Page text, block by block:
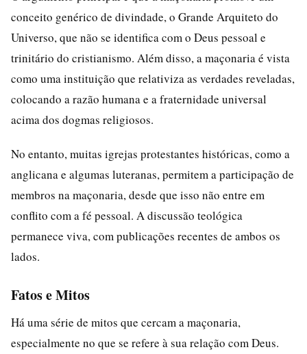
conceito genérico de divindade, o Grande Arquiteto do
Universo, que não se identifica com o Deus pessoal e
trinitário do cristianismo. Além disso, a maçonaria é vista
como uma instituição que relativiza as verdades reveladas,
colocando a razão humana e a fraternidade universal
acima dos dogmas religiosos.
No entanto, muitas igrejas protestantes históricas, como a
anglicana e algumas luteranas, permitem a participação de
membros na maçonaria, desde que isso não entre em
conflito com a fé pessoal. A discussão teológica
permanece viva, com publicações recentes de ambos os
lados.
Fatos e Mitos
Há uma série de mitos que cercam a maçonaria,
especialmente no que se refere à sua relação com Deus.